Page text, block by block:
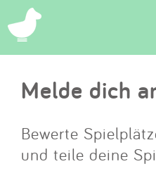
Melde dich
Bewerte
und teile deine